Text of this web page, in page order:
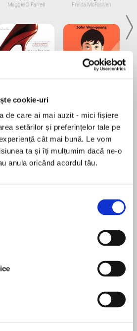
cookie-uri
de care ai mai auzit - mici fișiere
setărilor și preferințelor tale pe
cât mai bună. Le vom
ta și îți mulțumim dacă ne-o
anula oricând acordul tău.
Maggie O'Farrell
la...
Lauren Weisberger
Freida McFadden
TO FIND THE BODY
a terrifyingly accurate vision
in the murky shadows of
wants to help, but who
she can hardly believe
Tiger has returned to Florida
killer, but the investigation
to go on. Raina’s vision is
nu există recenzii
USA Today bestselling
has written more than a